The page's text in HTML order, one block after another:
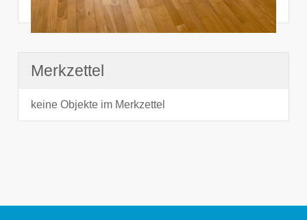
noch nichts angesehen
Merkzettel
keine Objekte im Merkzettel